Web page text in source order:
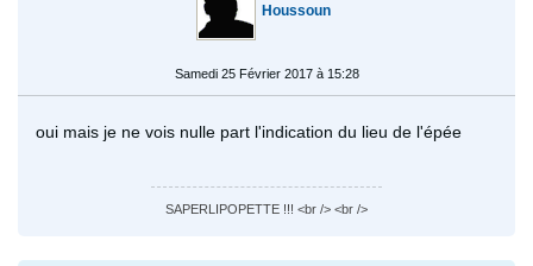
Houssoun
Samedi 25 Février 2017 à 15:28
oui mais je ne vois nulle part l'indication du lieu de l'épée
SAPERLIPOPETTE !!! <br /> <br />